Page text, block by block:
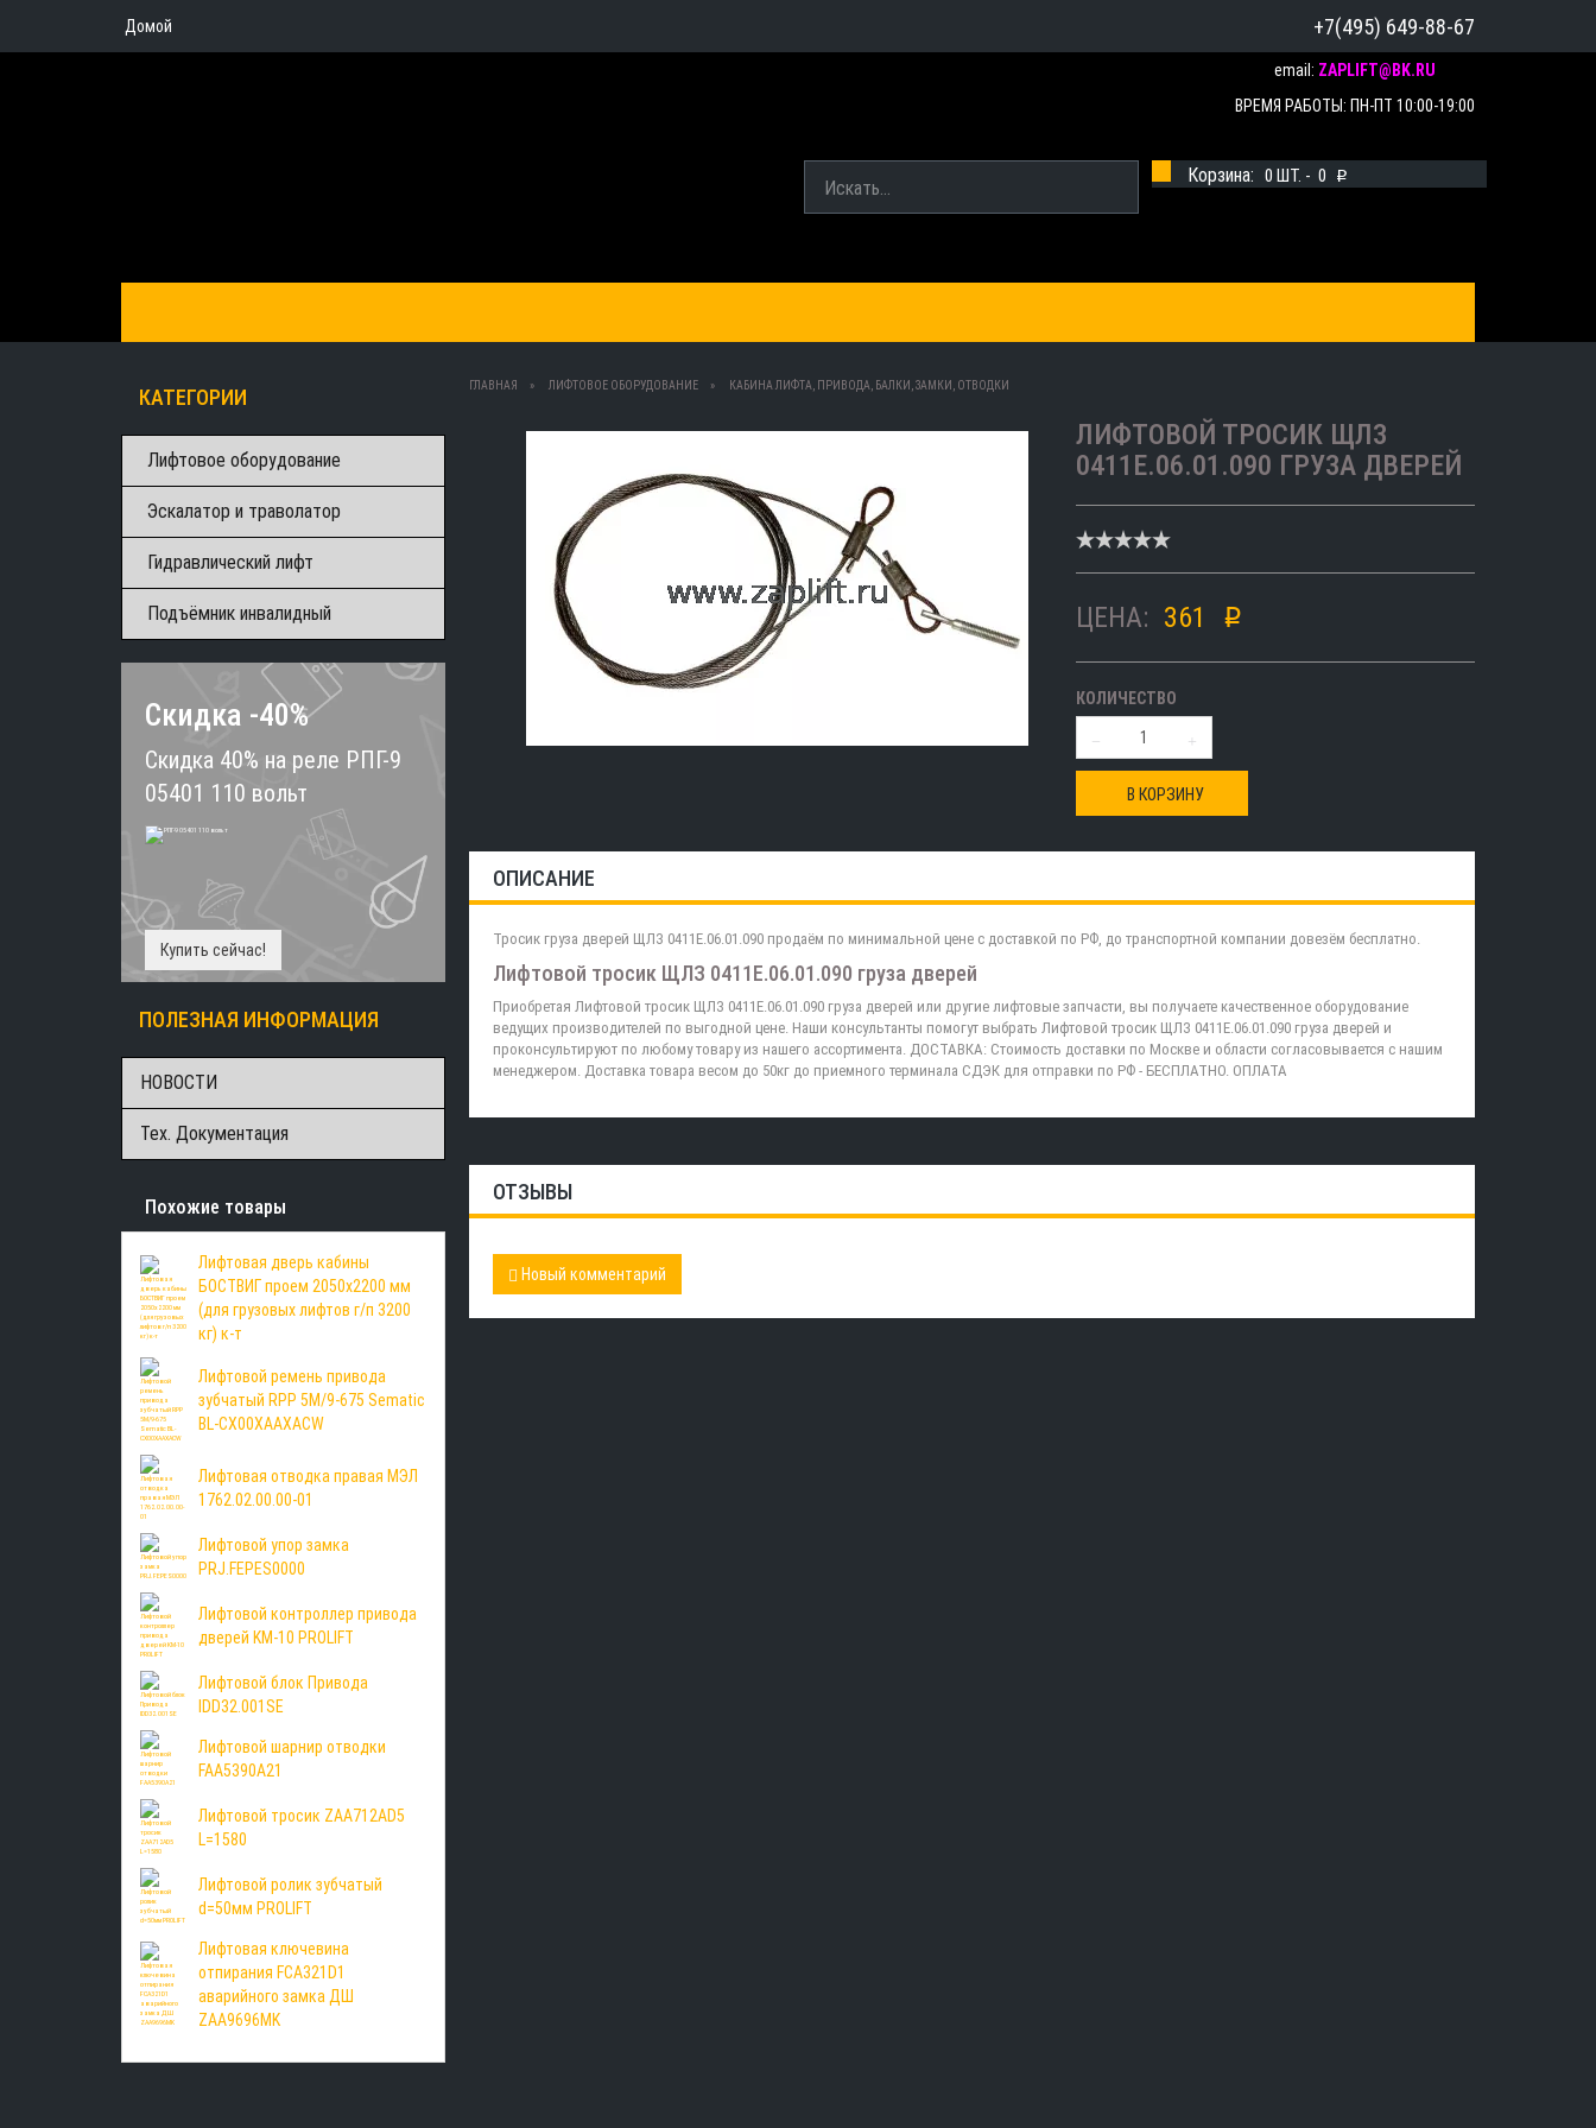
Домой +7(495) 649-88-67
email: ZAPLIFT@BK.RU
ВРЕМЯ РАБОТЫ: ПН-ПТ 10:00-19:00
Корзина: 0 ШТ. - 0 p
КАТЕГОРИИ
Лифтовое оборудование
Эскалатор и траволатор
Гидравлический лифт
Подъёмник инвалидный
Скидка -40%
Скидка 40% на реле РПГ-9
05401 110 вольт
Купить сейчас!
ПОЛЕЗНАЯ ИНФОРМАЦИЯ
НОВОСТИ
Тех. Документация
Похожие товары
Лифтовая дверь кабины
БОСТВИГ проем 2050х2200 мм
(для грузовых лифтов г/п 3200
кг) к-т
Лифтовой ремень привода
зубчатый RPP 5M/9-675 Sematic
BL-CX00XAAXACW
Лифтовая отводка правая МЭЛ
1762.02.00.00-01
Лифтовой упор замка
PRJ.FEPES0000
Лифтовой контроллер привода
дверей KM-10 PROLIFT
Лифтовой блок Привода
IDD32.001SE
Лифтовой шарнир отводки
FAA5390A21
Лифтовой тросик ZAA712AD5
L=1580
Лифтовой ролик зубчатый
d=50мм PROLIFT
Лифтовая ключевина
отпирания FCA321D1
аварийного замка ДШ
ZAA9696MK
ГЛАВНАЯ ЛИФТОВОЕ ОБОРУДОВАНИЕ КАБИНА ЛИФТА, ПРИВОДА, БАЛКИ, ЗАМКИ, ОТВОДКИ
ЛИФТОВОЙ ТРОСИК ЩЛЗ
0411Е.06.01.090 ГРУЗА ДВЕРЕЙ
ЦЕНА: 361 p
КОЛИЧЕСТВО
В КОРЗИНУ
ОПИСАНИЕ
Тросик груза дверей ЩЛЗ 0411Е.06.01.090 продаём по минимальной цене с доставкой по РФ, до транспортной компании довезём бесплатно.
Лифтовой тросик ЩЛЗ 0411Е.06.01.090 груза дверей
Приобретая Лифтовой тросик ЩЛЗ 0411Е.06.01.090 груза дверей или другие лифтовые запчасти, вы получаете качественное оборудование
ведущих производителей по выгодной цене. Наши консультанты помогут выбрать Лифтовой тросик ЩЛЗ 0411Е.06.01.090 груза дверей и
проконсультируют по любому товару из нашего ассортимента. ДОСТАВКА: Стоимость доставки по Москве и области согласовывается с нашим
менеджером. Доставка товара весом до 50кг до приемного терминала СДЭК для отправки по РФ - БЕСПЛАТНО. ОПЛАТА
ОТЗЫВЫ
Новый комментарий